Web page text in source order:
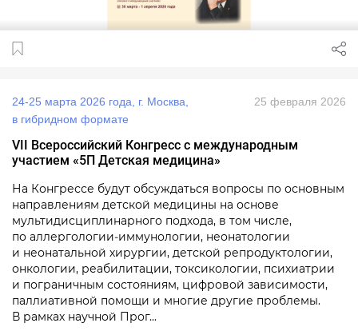
24‑25 марта 2026 года, г. Москва,
в гибридном формате
25 февраля 2026
VII Всероссийский Конгресс с международным
участием «5П Детская медицина»
На Конгрессе будут обсуждаться вопросы по основным
направлениям детской медицины на основе
мультидисциплинарного подхода, в том числе,
по аллергологии‑иммунологии, неонатологии
и неонатальной хирургии, детской репродуктологии,
онкологии, реабилитации, токсикологии, психиатрии
и пограничным состояниям, цифровой зависимости,
паллиативной помощи и многие другие проблемы.
В рамках научной Прог...